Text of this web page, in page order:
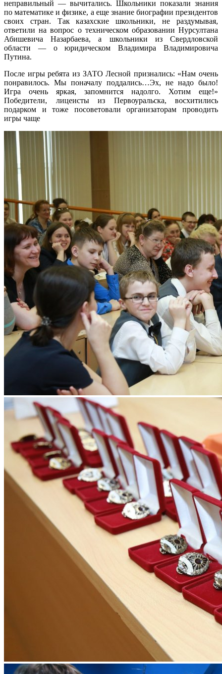
неправильный — вычитались. Школьники показали знания
по математике и физике, а еще знание биографии президентов
своих стран. Так казахские школьники, не раздумывая,
ответили на вопрос о техническом образовании Нурсултана
Абишевича Назарбаева, а школьники из Свердловской
области — о юридическом Владимира Владимировича
Путина.
После игры ребята из ЗАТО Лесной признались: «Нам очень
понравилось. Мы поначалу поддались…Эх, не надо было!
Игра очень яркая, запомнится надолго. Хотим еще!»
Победители, лицеисты из Первоуральска, восхитились
подарком и тоже посоветовали организаторам проводить
игры чаще